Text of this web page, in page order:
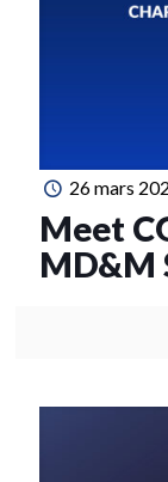
26 mars
Meet
MD&M